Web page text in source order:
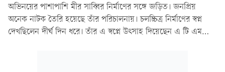
অভিনয়ের পাশাপাশি মীর সাব্বির নির্মাণের সঙ্গে জড়িত। জনপ্রিয়
অনেক নাটক তৈরি হয়েছে তাঁর পরিচালনায়। চলচ্চিত্র নির্মাণের স্বপ্ন
দেখছিলেন দীর্ঘ দিন ধরে। তাঁর এ স্বপ্নে উৎসাহ দিয়েছেন এ টি এম